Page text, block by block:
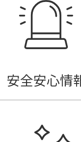
安全安心情